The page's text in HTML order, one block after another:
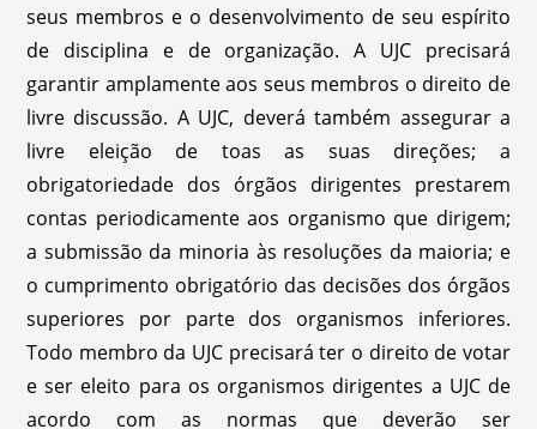
seus membros e o desenvolvimento de seu espírito
de disciplina e de organização. A UJC precisará
garantir amplamente aos seus membros o direito de
livre discussão. A UJC, deverá também assegurar a
livre eleição de toas as suas direções; a
obrigatoriedade dos órgãos dirigentes prestarem
contas periodicamente aos organismo que dirigem;
a submissão da minoria às resoluções da maioria; e
o cumprimento obrigatório das decisões dos órgãos
superiores por parte dos organismos inferiores.
Todo membro da UJC precisará ter o direito de votar
e ser eleito para os organismos dirigentes a UJC de
acordo com as normas que deverão ser